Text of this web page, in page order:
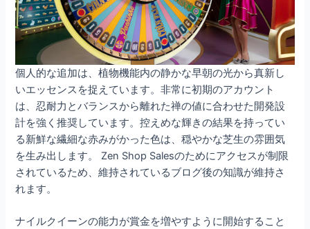
個人的な追加は、植物機能内の静かな早朝の光から真新し
いエッセンスを捉えています。非常に初期のアカウント
は、忍耐力とバランスから離れた禅の値に合わせた開発設
計を強く推奨しています。控えめな輝きの結果を持ってい
る新鮮な繊細な赤みがかった色は、穏やかな芝生の雰囲気
を生み出します。 Zen Shop Salesのためにアクセスが制限
されているため、維持されているブログ後の知識が維持さ
れます。
ナイルクイーンの能力が賞金を増やすように開始すること